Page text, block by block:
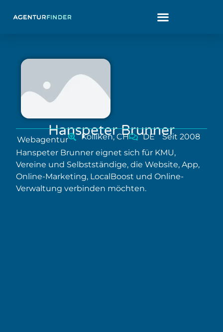
Hanspeter Brunner
Webagentur Kölliken, CH DE
Seit 2008
Hanspeter Brunner eignet sich für KMU,
Vereine und Selbstständige, die Website, App,
Online-Marketing, LocalBoost und Online-
Verwaltung verbinden möchten.